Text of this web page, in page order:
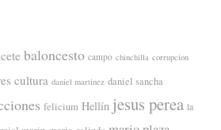
baloncesto campo chinchilla corrupcion
cultura daniel martinez daniel sancha
felicium Hellín jesus perea la